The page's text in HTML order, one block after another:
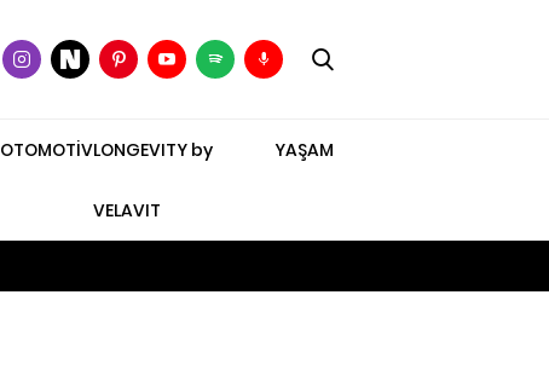
OTOMOTİVLONGEVITY by
VELAVIT
YAŞAM